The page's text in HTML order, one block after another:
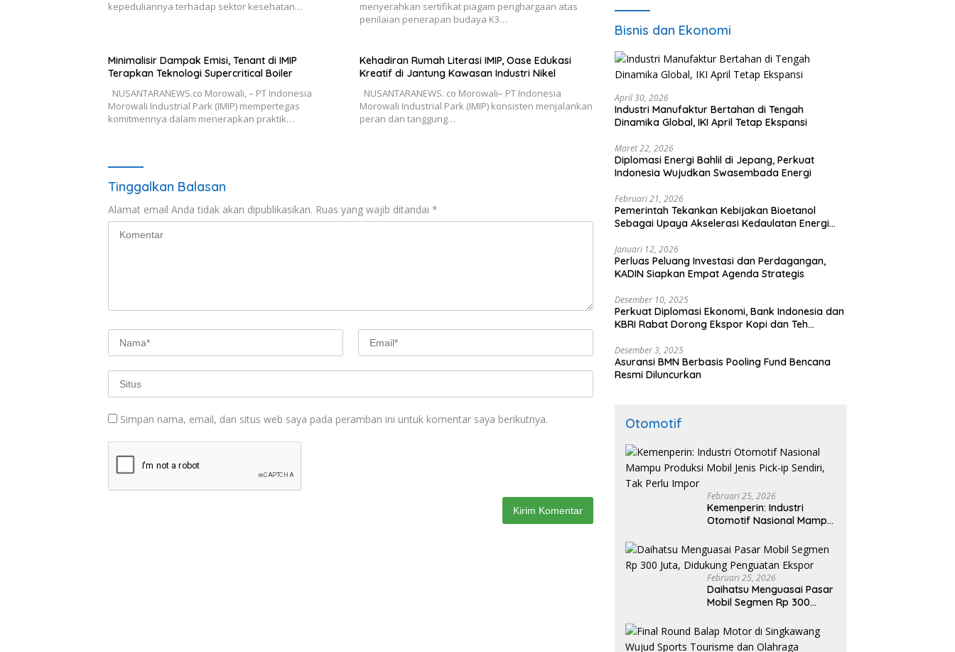
kepeduliannya terhadap sektor kesehatan…
menyerahkan sertifikat piagam penghargaan atas
penilaian penerapan budaya K3…
Minimalisir Dampak Emisi, Tenant di IMIP
Terapkan Teknologi Supercritical Boiler
NUSANTARANEWS.co Morowali, – PT Indonesia
Morowali Industrial Park (IMIP) mempertegas
komitmennya dalam menerapkan praktik…
Kehadiran Rumah Literasi IMIP, Oase Edukasi
Kreatif di Jantung Kawasan Industri Nikel
NUSANTARANEWS. co Morowali– PT Indonesia
Morowali Industrial Park (IMIP) konsisten menjalankan
peran dan tanggung…
Tinggalkan Balasan
Alamat email Anda tidak akan dipublikasikan. Ruas yang wajib ditandai *
Simpan nama, email, dan situs web saya pada peramban ini untuk komentar saya berikutnya.
Bisnis dan Ekonomi
April 30, 2026
Industri Manufaktur Bertahan di Tengah
Dinamika Global, IKI April Tetap Ekspansi
Maret 22, 2026
Diplomasi Energi Bahlil di Jepang, Perkuat
Indonesia Wujudkan Swasembada Energi
Februari 21, 2026
Pemerintah Tekankan Kebijakan Bioetanol
Sebagai Upaya Akselerasi Kedaulatan Energi
Januari 12, 2026
Perluas Peluang Investasi dan Perdagangan,
KADIN Siapkan Empat Agenda Strategis
Desember 10, 2025
Perkuat Diplomasi Ekonomi, Bank Indonesia dan
KBRI Rabat Dorong Ekspor Kopi dan Teh
Desember 3, 2025
Asuransi BMN Berbasis Pooling Fund Bencana
Resmi Diluncurkan
Otomotif
Februari 25, 2026
Kemenperin: Industri
Otomotif Nasional Mampu
ip Sendiri, Tak Perlu Impor
Februari 25, 2026
Daihatsu Menguasai Pasar
Mobil Segmen Rp 300
Ekspor